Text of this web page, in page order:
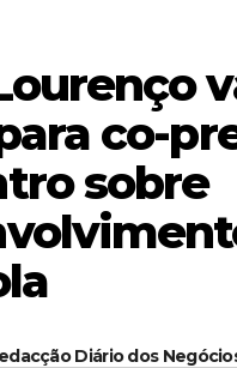
co-
sobre
Diário dos